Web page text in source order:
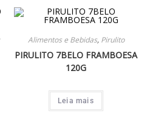
Alimentos e Bebidas, Pirulito
PIRULITO 7BELO FRAMBOESA
120G
Leia mais